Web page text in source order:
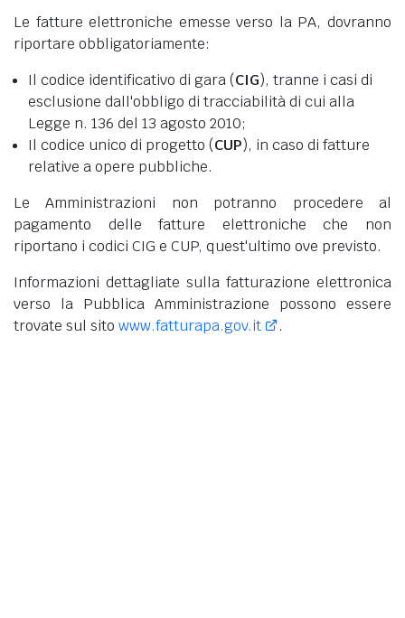
Le fatture elettroniche emesse verso la PA, dovranno
riportare obbligatoriamente:
Il codice identificativo di gara (CIG), tranne i casi di
esclusione dall'obbligo di tracciabilità di cui alla
Legge n. 136 del 13 agosto 2010;
Il codice unico di progetto (CUP), in caso di fatture
relative a opere pubbliche.
Le Amministrazioni non potranno procedere al
pagamento delle fatture elettroniche che non
riportano i codici CIG e CUP, quest'ultimo ove previsto.
Informazioni dettagliate sulla fatturazione elettronica
verso la Pubblica Amministrazione possono essere
trovate sul sito www.fatturapa.gov.it .